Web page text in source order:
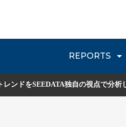
REPORTS
流通レポート
ンドをSEEDATA独自の視点で分析